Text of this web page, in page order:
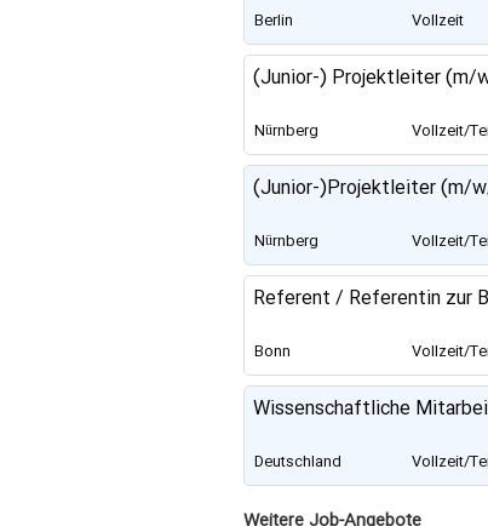
Berlin Vollzeit
(Junior-) Projektleiter (m/
Nürnberg Vollzeit/
(Junior-)Projektleiter (m/
Nürnberg Vollzeit/
Referent / Referentin zur
Bonn
Vollzeit/
bildung
Wissenschaftliche
Deutschland Vollzeit/